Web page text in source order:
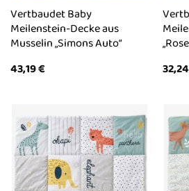
Vertbaudet Baby
Meilenstein-Decke aus
Musselin „Simons Auto“
43,19€
32,24